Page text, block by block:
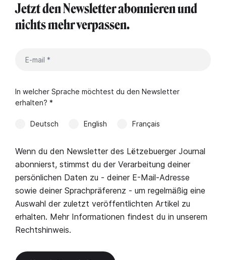
Jetzt den Newsletter abonnieren und
nichts mehr verpassen.
In welcher Sprache möchtest du den Newsletter
erhalten? *
Deutsch English Français
Wenn du den Newsletter des Lëtzebuerger Journal
abonnierst, stimmst du der Verarbeitung deiner
persönlichen Daten zu - deiner E-Mail-Adresse
sowie deiner Sprachpräferenz - um regelmäßig eine
Auswahl der zuletzt veröffentlichten Artikel zu
erhalten. Mehr Informationen findest du in unserem
Rechtshinweis.